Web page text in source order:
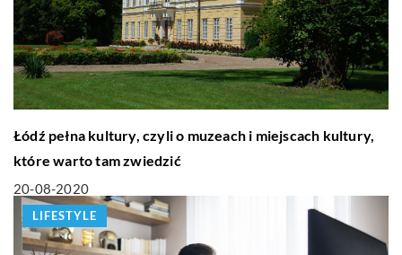
Łódź pełna kultury, czyli o muzeach i miejscach kultury,
które warto tam zwiedzić
20-08-2020
LIFESTYLE